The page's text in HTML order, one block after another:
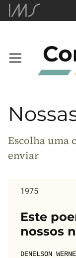
Escolha uma
enviar
1975
Este
nossos
DENELSON